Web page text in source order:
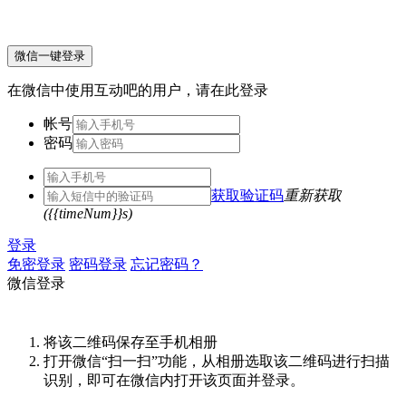
微信一键登录
在微信中使用互动吧的用户，请在此登录
帐号
密码
获取验证码重新获取
({{timeNum}}s)
登录
免密登录 密码登录 忘记密码？
微信登录
将该二维码保存至手机相册
打开微信“扫一扫”功能，从相册选取该二维码进行扫描
识别，即可在微信内打开该页面并登录。